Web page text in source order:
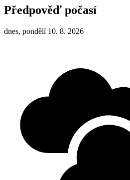
Předpověď počasí
dnes, pondělí 10. 8. 2026